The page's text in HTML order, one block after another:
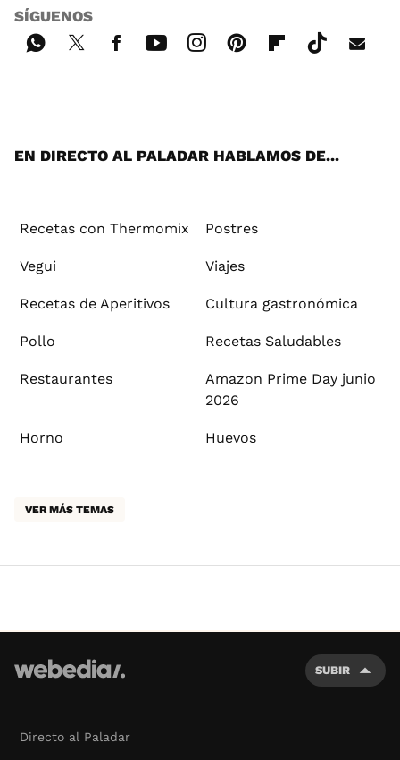
SÍGUENOS
EN DIRECTO AL PALADAR HABLAMOS DE...
Recetas con Thermomix Postres
Vegui Viajes
Recetas de Aperitivos Cultura gastronómica
Pollo Recetas Saludables
Restaurantes
Amazon Prime Day junio
2026
Horno Huevos
VER MÁS TEMAS
SUBIR
Directo al Paladar